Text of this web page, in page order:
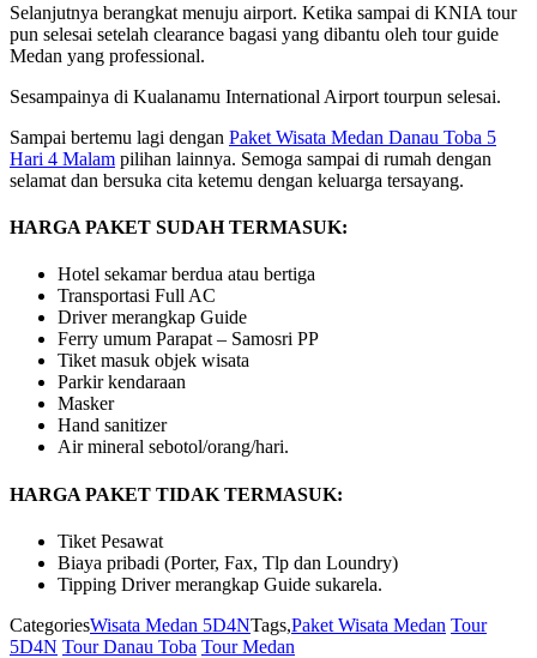
Selanjutnya berangkat menuju airport. Ketika sampai di KNIA tour
pun selesai setelah clearance bagasi yang dibantu oleh tour guide
Medan yang professional.
Sesampainya di Kualanamu International Airport tourpun selesai.
Sampai bertemu lagi dengan Paket Wisata Medan Danau Toba 5
Hari 4 Malam pilihan lainnya. Semoga sampai di rumah dengan
selamat dan bersuka cita ketemu dengan keluarga tersayang.
HARGA PAKET SUDAH TERMASUK:
Hotel sekamar berdua atau bertiga
Transportasi Full AC
Driver merangkap Guide
Ferry umum Parapat – Samosri PP
Tiket masuk objek wisata
Parkir kendaraan
Masker
Hand sanitizer
Air mineral sebotol/orang/hari.
HARGA PAKET TIDAK TERMASUK:
Tiket Pesawat
Biaya pribadi (Porter, Fax, Tlp dan Loundry)
Tipping Driver merangkap Guide sukarela.
CategoriesWisata Medan 5D4NTags,Paket Wisata Medan Tour
5D4N Tour Danau Toba Tour Medan